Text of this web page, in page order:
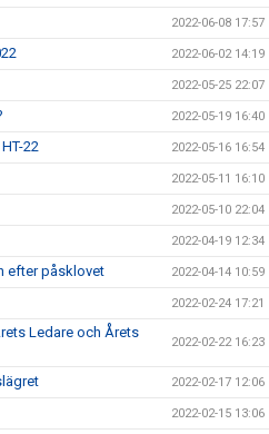
2022-06-08 17:57
2022-06-02 14:19
2022-05-25 22:07
2022-05-19 16:40
22 2022-05-16 16:54
2022-05-11 16:10
2022-05-10 22:04
2022-04-19 12:34
efter påsklovet 2022-04-14 10:59
2022-02-24 17:21
Ledare och Årets
2022-02-22 16:23
2022-02-17 12:06
2022-02-15 13:06